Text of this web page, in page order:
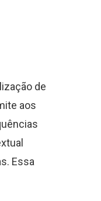
de
aos
Essa